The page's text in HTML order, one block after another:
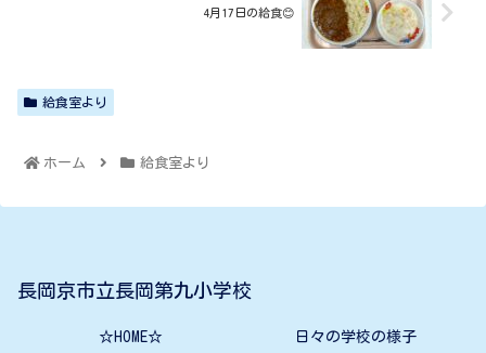
4月17日の給食😊
給食室より
ホーム 給食室より
長岡京市立長岡第九小学校
☆HOME☆ 日々の学校の様子